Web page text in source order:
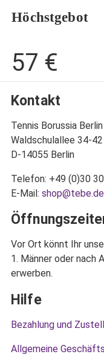
Höchstgebot
57 €
Kontakt
Tennis Borussia Berlin
Waldschulallee 34-42
D-14055 Berlin
Telefon: +49 (0)30
E-Mail: shop@tebe.de
Vor Ort könnt Ihr
1. Männer oder nach
erwerben.
Hilfe
Bezahlung und
Allgemeine